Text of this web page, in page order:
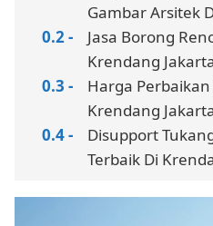
Gambar Arsitek
Jasa Borong
Krendang
Harga
Krendang
Disupport
Terbaik Di